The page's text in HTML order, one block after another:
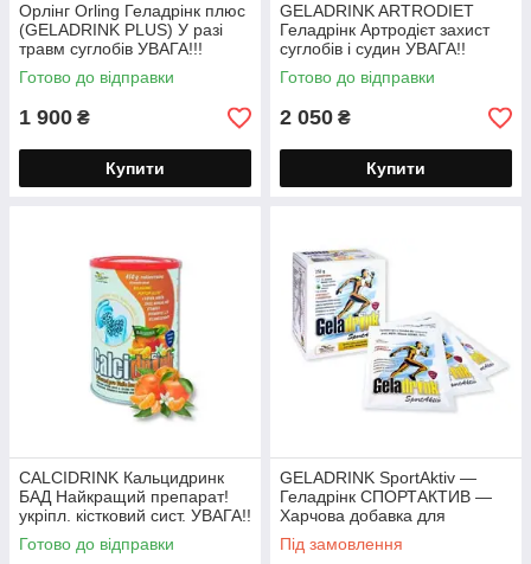
Орлінг Orling Геладрінк плюс
(GELADRINK PLUS) У разі
травм суглобів УВАГА!!!
Чехія!! порошок 340г
Готово до відправки
1 900 ₴
Купити
GELADRINK ARTRODIET
Геладрінк Артродієт захист
суглобів і судин УВАГА!!
Чехія!! порошок 420г
Готово до відправки
2 050 ₴
Купити
CALCIDRINK Кальцидринк
БАД Найкращий препарат!
укріпл. кістковий сист. УВАГА!!
Чохія! порошок 450 г
Готово до відправки
GELADRINK SportAktiv —
Геладрінк СПОРТАКТИВ —
Харчова добавка для
спортсменів і активних людей
порошок 252 г.
Під замовлення